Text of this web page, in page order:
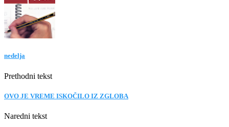
nedelja
Prethodni tekst
OVO JE VREME ISKOČILO IZ ZGLOBA
Naredni tekst